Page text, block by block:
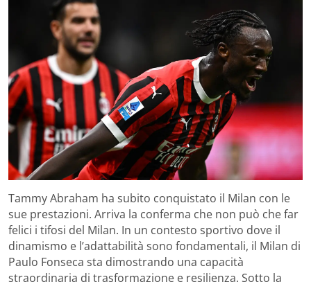
Tammy Abraham ha subito conquistato il Milan con le
sue prestazioni. Arriva la conferma che non può che far
felici i tifosi del Milan. In un contesto sportivo dove il
dinamismo e l’adattabilità sono fondamentali, il Milan di
Paulo Fonseca sta dimostrando una capacità
straordinaria di trasformazione e resilienza. Sotto la